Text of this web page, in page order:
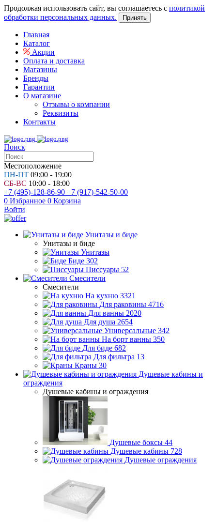
Продолжая использовать сайт, вы соглашаетесь с политикой
обработки персональных данных.
Принять
Главная
Каталог
Акции
Оплата и доставка
Магазины
Бренды
Гарантии
О магазине
Отзывы о компании
Реквизиты
Контакты
Поиск
Местоположение
ПН-ПТ 09:00 - 19:00
СБ-ВС 10:00 - 18:00
+7 (495)-128-86-90 +7 (917)-542-50-00
0 Избранное 0 Корзина
Войти
Унитазы и биде
Унитазы и биде
Унитазы
Биде 302
Писсуары 52
Смесители
Смесители
На кухню 3321
Для раковины 4716
Для ванны 2020
Для душа 2654
Универсальные 342
На борт ванны 350
Для биде 682
Для фильтра 13
Краны 30
Душевые кабины и
ограждения
Душевые кабины и ограждения
Душевые боксы 44
Душевые кабины 728
Душевые ограждения